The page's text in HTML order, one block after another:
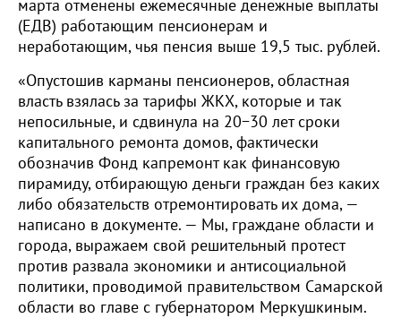
марта отменены ежемесячные денежные выплаты
(ЕДВ) работающим пенсионерам и
неработающим, чья пенсия выше 19,5 тыс. рублей.
«Опустошив карманы пенсионеров, областная
власть взялась за тарифы ЖКХ, которые и так
непосильные, и сдвинула на 20−30 лет сроки
капитального ремонта домов, фактически
обозначив Фонд капремонт как финансовую
пирамиду, отбирающую деньги граждан без каких
либо обязательств отремонтировать их дома, —
написано в документе. — Мы, граждане области и
города, выражаем свой решительный протест
против развала экономики и антисоциальной
политики, проводимой правительством Самарской
области во главе с губернатором Меркушкиным.